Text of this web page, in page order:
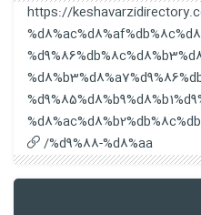
https://
%d9%88-%d8%aa/